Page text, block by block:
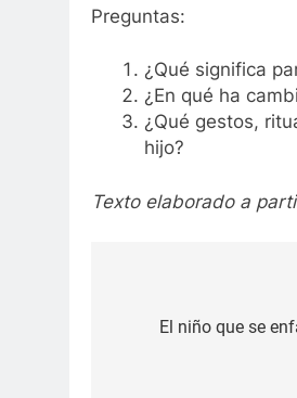
Preguntas:
¿Qué significa
¿En qué ha
¿Qué gestos,
hijo?
Texto elaborado a
El niño que se